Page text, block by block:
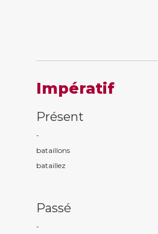
Impératif
Présent
-
bataillons
bataillez
Passé
-